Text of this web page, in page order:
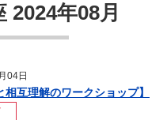
2024年08月
04日
互理解のワークショップ】